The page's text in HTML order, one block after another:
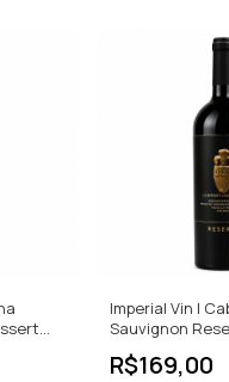
Imperial Vin |
Sauvignon
| Tinto Seco |
R$169,00